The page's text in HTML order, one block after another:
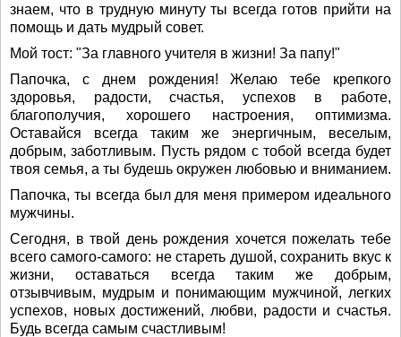
знаем, что в трудную минуту ты всегда готов прийти на
помощь и дать мудрый совет.
Мой тост: "За главного учителя в жизни! За папу!"
Папочка, с днем рождения! Желаю тебе крепкого
здоровья, радости, счастья, успехов в работе,
благополучия, хорошего настроения, оптимизма.
Оставайся всегда таким же энергичным, веселым,
добрым, заботливым. Пусть рядом с тобой всегда будет
твоя семья, а ты будешь окружен любовью и вниманием.
Папочка, ты всегда был для меня примером идеального
мужчины.
Сегодня, в твой день рождения хочется пожелать тебе
всего самого-самого: не стареть душой, сохранить вкус к
жизни, оставаться всегда таким же добрым,
отзывчивым, мудрым и понимающим мужчиной, легких
успехов, новых достижений, любви, радости и счастья.
Будь всегда самым счастливым!